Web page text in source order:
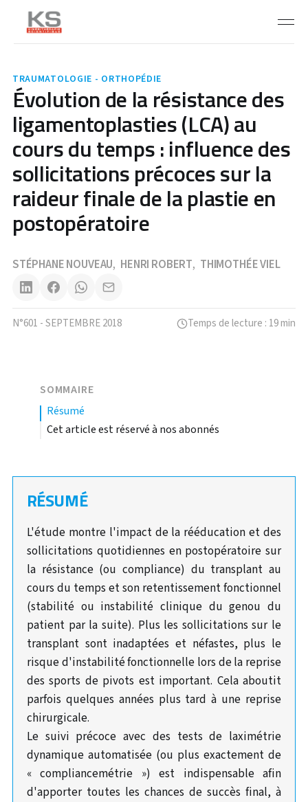
TRAUMATOLOGIE - ORTHOPÉDIE
Évolution de la résistance des
ligamentoplasties (LCA) au
cours du temps : influence des
sollicitations précoces sur la
raideur finale de la plastie en
postopératoire
STÉPHANE NOUVEAU, HENRI ROBERT, THIMOTHÉE VIEL
N°601 - SEPTEMBRE 2018 Temps de lecture : 19 min
SOMMAIRE
résumé
Cet article est réservé à nos abonnés
RÉSUMÉ
L'étude montre l'impact de la rééducation et des
sollicitations quotidiennes en postopératoire sur
la résistance (ou compliance) du transplant au
cours du temps et son retentissement fonctionnel
(stabilité ou instabilité clinique du genou du
patient par la suite). Plus les sollicitations sur le
transplant sont inadaptées et néfastes, plus le
risque d'instabilité fonctionnelle lors de la reprise
des sports de pivots est important. Cela aboutit
parfois quelques années plus tard à une reprise
chirurgicale.
Le suivi précoce avec des tests de laximétrie
dynamique automatisée (ou plus exactement de
« compliancemétrie ») est indispensable afin
d'apporter toutes les chances de succès final, à